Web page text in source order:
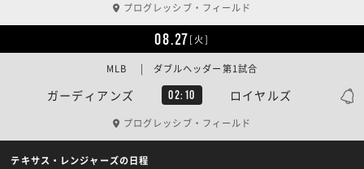
プログレッシブ・フィールド
08.27[火]
ガーディアンズ 02:10 ロイヤルズ
MLB | ダブルヘッダー第1試合
プログレッシブ・フィールド
テキサス・レンジャーズの日程